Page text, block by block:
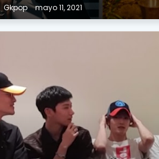
Gkpop mayo 11, 2021